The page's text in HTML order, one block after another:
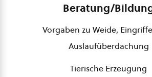
Beratung/
Vorgaben zu Weide,
Auslaufüberdachung
Tierische Erzeugung